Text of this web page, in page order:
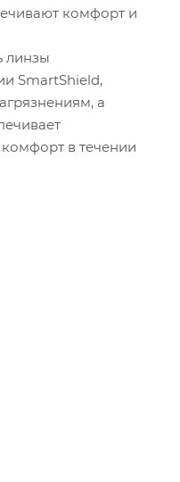
комфорт и
линзы
SmartShield,
а
в течении